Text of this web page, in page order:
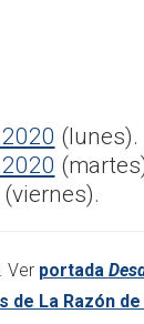
(lunes).
(viernes).
. Ver portada
de La Razón